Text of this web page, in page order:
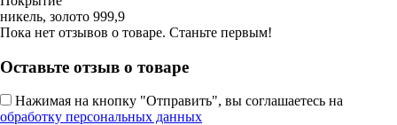
никель, золото 999,9
Пока нет отзывов о товаре. Станьте первым!
Оставьте отзыв о товаре
Нажимая на кнопку "Отправить", вы соглашаетесь на
обработку персональных данных